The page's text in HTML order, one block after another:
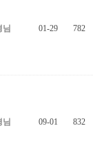
님 01-29 782
님 09-01 832